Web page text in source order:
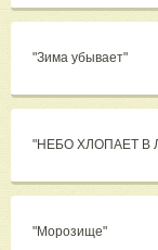
"Зима убывает"
"НЕБО ХЛОПАЕТ В
"Морозище"